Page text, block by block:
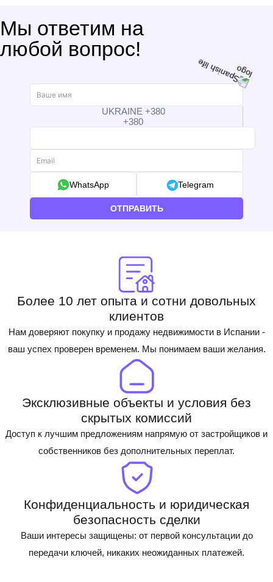
Мы ответим на
любой вопрос!
UKRAINE +380
+380
WhatsApp Telegram
ОТПРАВИТЬ
Более 10 лет опыта и сотни довольных
клиентов
Нам доверяют покупку и продажу недвижимости в Испании -
ваш успех проверен временем. Мы понимаем ваши желания.
Эксклюзивные объекты и условия без
скрытых комиссий
Доступ к лучшим предложениям напрямую от застройщиков и
собственников без дополнительных переплат.
Конфиденциальность и юридическая
безопасность сделки
Ваши интересы защищены: от первой консультации до
передачи ключей, никаких неожиданных платежей.